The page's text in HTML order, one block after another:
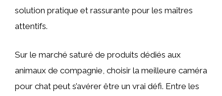
solution pratique et rassurante pour les maîtres
attentifs.
Sur le marché saturé de produits dédiés aux
animaux de compagnie, choisir la meilleure caméra
pour chat peut s’avérer être un vrai défi. Entre les